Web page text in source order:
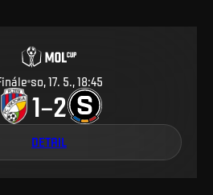
so, 17. 5., 18:45
1–2
DETAIL